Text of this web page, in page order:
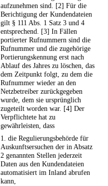
aufzunehmen sind. [2] Für die
Berichtigung der Kundendateien
gilt § 111 Abs. 1 Satz 3 und 4
entsprechend. [3] In Fällen
portierter Rufnummern sind die
Rufnummer und die zugehörige
Portierungskennung erst nach
Ablauf des Jahres zu löschen, das
dem Zeitpunkt folgt, zu dem die
Rufnummer wieder an den
Netzbetreiber zurückgegeben
wurde, dem sie ursprünglich
zugeteilt worden war. [4] Der
Verpflichtete hat zu
gewährleisten, dass
1. die Regulierungsbehörde für
Auskunftsersuchen der in Absatz
2 genannten Stellen jederzeit
Daten aus den Kundendateien
automatisiert im Inland abrufen
kann,